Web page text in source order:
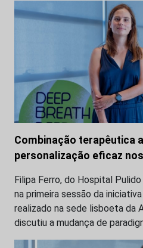
Combinação terapêutica
personalização eficaz
Filipa Ferro, do Hospital
na primeira sessão da
realizado na sede lisboeta da
discutiu a mudança de